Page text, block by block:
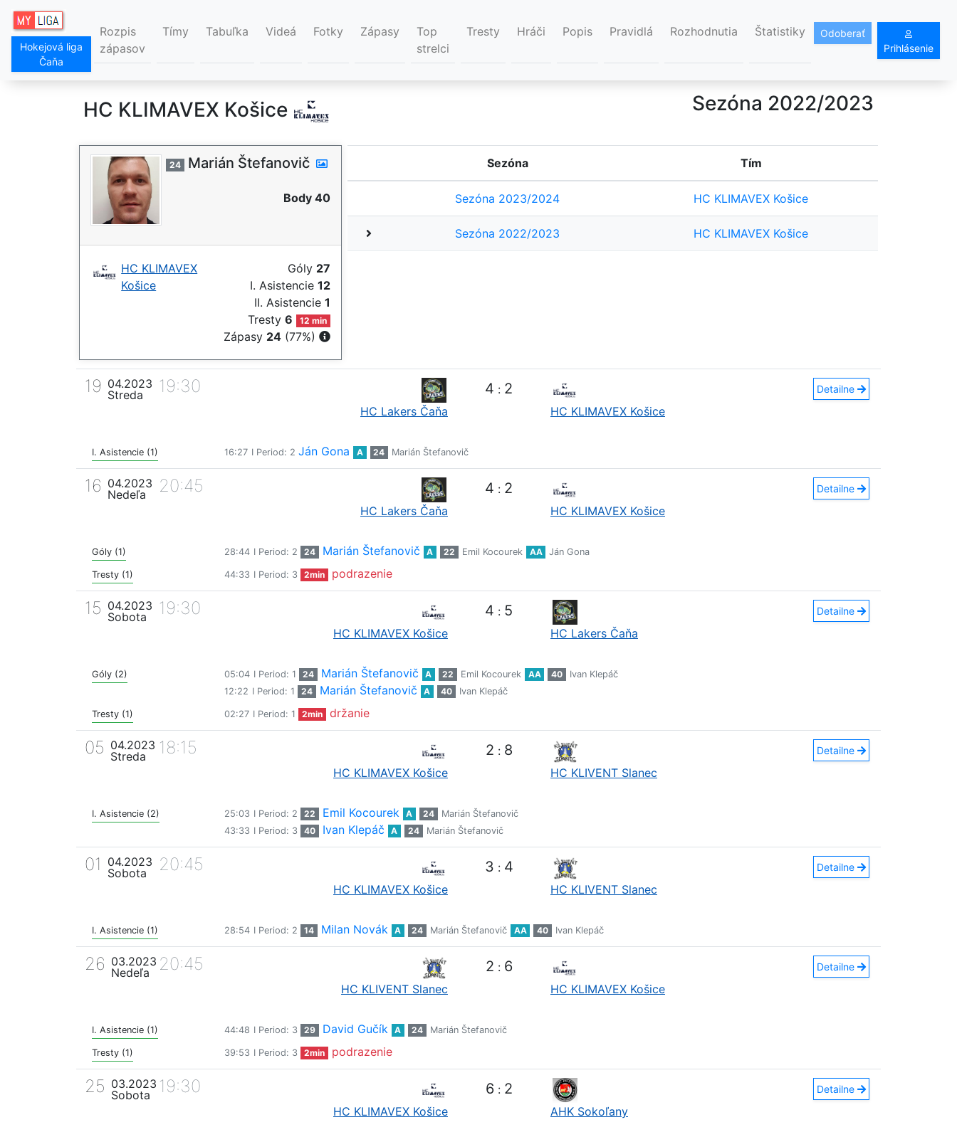
Hokejová liga
Čaňa
Rozpis
zápasov
Tímy Tabuľka Videá Fotky Zápasy
Top
strelci
Tresty Hráči Popis Pravidlá Rozhodnutia Štatistiky
Odoberať
Prihlásenie
HC KLIMAVEX Košice Sezóna 2022/2023
24 Marián Štefanovič
Body 40
HC KLIMAVEX
Košice
Góly 27
I. Asistencie 12
II. Asistencie 1
Tresty6 12 min
Zápasy 24 (77%)
Sezóna Tím
Sezóna 2023/2024 HC KLIMAVEX Košice
Sezóna 2022/2023 HC KLIMAVEX Košice
19 04.2023
Streda
19:30
HC Lakers Čaňa
4 : 2
HC KLIMAVEX Košice
Detailne
I. Asistencie (1) 16:27 I Period: 2 Ján Gona A 24 Marián Štefanovič
16 04.2023
Nedeľa
20:45
HC Lakers Čaňa
4 : 2
HC KLIMAVEX Košice
Detailne
Góly (1) 28:44 I Period: 2 24 Marián Štefanovič A 22 Emil Kocourek AA Ján Gona
Tresty (1) 44:33 I Period: 3 2min podrazenie
15 04.2023
Sobota
19:30
HC KLIMAVEX Košice
4 : 5
HC Lakers Čaňa
Detailne
Góly (2) 05:04 I Period: 1 24 Marián Štefanovič A 22 Emil Kocourek AA 40
Ivan Klepáč
12:22 I Period: 1 24 Marián Štefanovič A 40 Ivan Klepáč
Tresty (1) 02:27 I Period: 1 2min držanie
05 04.2023
Streda
18:15
HC KLIMAVEX Košice
2 : 8
HC KLIVENT Slanec
Detailne
I. Asistencie (2) 25:03 I Period: 2 22 Emil Kocourek A 24
Marián Štefanovič
43:33 I Period: 3 40 Ivan Klepáč A 24 Marián Štefanovič
01
04.2023
Sobota
20:45
HC KLIMAVEX Košice
3 : 4
HC KLIVENT Slanec
Detailne
I. Asistencie (1) 28:54 I Period: 2 14 Milan Novák A 24 Marián Štefanovič AA 40 Ivan Klepáč
26 03.2023
Nedeľa
20:45
HC KLIVENT Slanec
2 : 6
HC KLIMAVEX Košice
Detailne
I. Asistencie (1) 44:48 I Period: 3 29 David Gučík A 24 Marián Štefanovič
Tresty (1) 39:53 I Period: 3 2min podrazenie
25 03.2023
Sobota
19:30
HC KLIMAVEX Košice
6 : 2
AHK Sokoľany
Detailne